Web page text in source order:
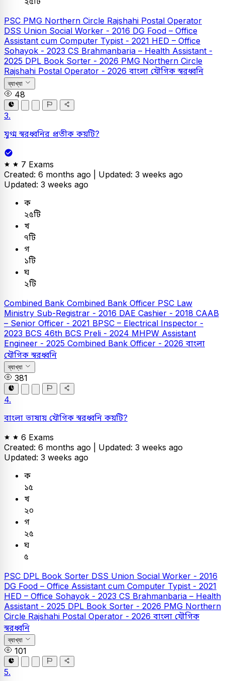
PSC PMG Northern Circle Rajshahi Postal Operator
DSS Union Social Worker - 2016 DG Food – Office
Assistant cum Computer Typist - 2021 HED – Office
Sohayok - 2023 CS Brahmanbaria – Health Assistant -
2025 DPL Book Sorter - 2026 PMG Northern Circle
Rajshahi Postal Operator - 2026 বাংলা যৌগিক স্বরধ্বনি
ব্যাখ্যা
48
3.
যুগ্ম স্বরধ্বনির প্রতীক কয়টি?
7 Exams
Created: 6 months ago | Updated: 3 weeks ago
Updated: 3 weeks ago
ক
২৫টি
খ
৭টি
গ
১টি
ঘ
২টি
Combined Bank Combined Bank Officer PSC Law
Ministry Sub-Registrar - 2016 DAE Cashier - 2018 CAAB
– Senior Officer - 2021 BPSC – Electrical Inspector -
2023 BCS 46th BCS Preli - 2024 MHPW Assistant
Engineer - 2025 Combined Bank Officer - 2026 বাংলা
যৌগিক স্বরধ্বনি
ব্যাখ্যা
381
4.
বাংলা ভাষায় যৌগিক স্বরধ্বনি কয়টি?
6 Exams
Created: 6 months ago | Updated: 3 weeks ago
Updated: 3 weeks ago
ক
১৫
খ
২০
গ
২৫
ঘ
৫
PSC DPL Book Sorter DSS Union Social Worker - 2016
DG Food – Office Assistant cum Computer Typist - 2021
HED – Office Sohayok - 2023 CS Brahmanbaria – Health
Assistant - 2025 DPL Book Sorter - 2026 PMG Northern
Circle Rajshahi Postal Operator - 2026 বাংলা যৌগিক
স্বরধ্বনি
ব্যাখ্যা
101
5.